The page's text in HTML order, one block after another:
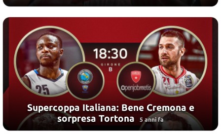
Supercoppa Italiana: Bene Cremona e
sorpresa Tortona
5 anni fa